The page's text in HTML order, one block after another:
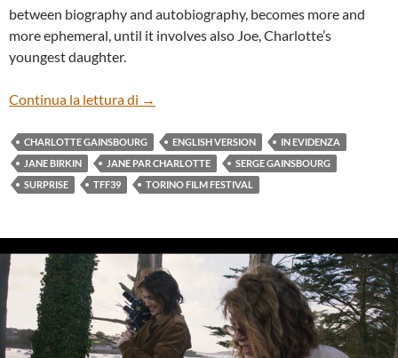
between biography and autobiography, becomes more and
more ephemeral, until it involves also Joe, Charlotte’s
youngest daughter.
Continua la lettura di “JANE PAR CHARLOTTE” BY
→
CHARLOTTE GAINSBOURG ENGLISH VERSION
IN EVIDENZA
JANE BIRKIN
JANE PAR CHARLOTTE
SERGE GAINSBOURG
SURPRISE
TFF39 TORINO FILM FESTIVAL